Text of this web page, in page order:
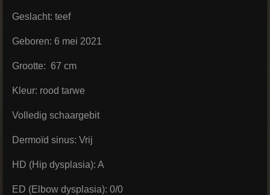
Geslacht: teef
Geboren: 6 mei 2021
Grootte: 67 cm
Kleur: rood tarwe
Volledig schaargebit
Dermoïd sinus: Vrij
HD (Hip dysplasia): A
ED (Elbow dysplasia): 0/0